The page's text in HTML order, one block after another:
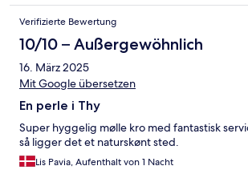
Verifizierte Bewertung
10/10 – Außergewöhnlich
16. März 2025
Mit Google übersetzen
En perle i Thy
Super hyggelig mølle kro med fantastisk
så ligger det et naturskønt sted.
Lis Pavia, Aufenthalt von 1 Nacht